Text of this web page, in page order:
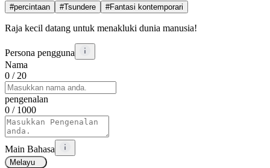
#percintaan #Tsundere #Fantasi kontemporari
Raja kecil datang untuk menakluki dunia manusia!
Persona pengguna
Nama
0 / 20
pengenalan
0 / 1000
Main Bahasa
Melayu